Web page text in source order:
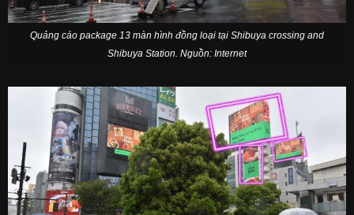
Quảng cáo package 13 màn hình đồng loại tại Shibuya crossing and
Shibuya Station. Nguồn: Internet